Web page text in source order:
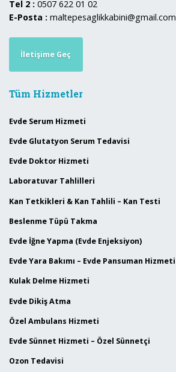
Tel 2 : 0507 622 01 02
E-Posta : maltepesaglikkabini@gmail.com
İletişime Geç
Tüm Hizmetler
Evde Serum Hizmeti
Evde Glutatyon Serum Tedavisi
Evde Doktor Hizmeti
Laboratuvar Tahlilleri
Kan Tetkikleri & Kan Tahlili – Kan Testi
Beslenme Tüpü Takma
Evde İğne Yapma (Evde Enjeksiyon)
Evde Yara Bakımı – Evde Pansuman Hizmeti
Kulak Delme Hizmeti
Evde Dikiş Atma
Özel Ambulans Hizmeti
Evde Sünnet Hizmeti – Özel Sünnetçi
Ozon Tedavisi